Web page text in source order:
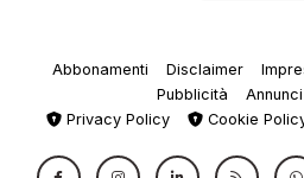
Abbonamenti Disclaimer
Pubblicità
Privacy Policy
Cookie